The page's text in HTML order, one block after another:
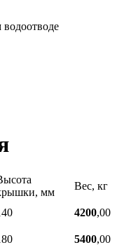
мм
Вес, кг
4200,00
5400,00